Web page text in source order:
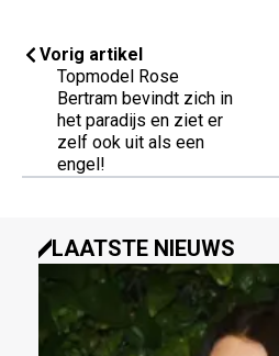
Vorig artikel
Topmodel Rose
Bertram bevindt zich in
het paradijs en ziet er
zelf ook uit als een
engel!
LAATSTE NIEUWS